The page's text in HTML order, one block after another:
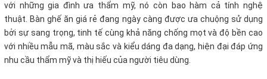
với những gia đình ưa thẩm mỹ, nó còn bao hàm cả tính nghệ
thuật. Bàn ghế ăn giá rẻ đang ngày càng được ưa chuộng sử dụng
bởi sự sang trọng, tinh tế cùng khả năng chống mọt và độ bền cao
với nhiều mẫu mã, màu sắc và kiểu dáng đa dạng, hiện đại đáp ứng
nhu cầu thẩm mỹ và thị hiếu của người tiêu dùng.